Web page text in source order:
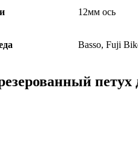
12мм ось
Basso, Fuji
петух